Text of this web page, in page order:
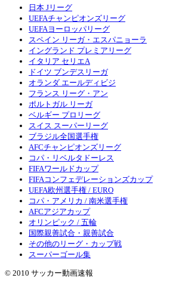
日本 Jリーグ
UEFAチャンピオンズリーグ
UEFAヨーロッパリーグ
スペイン リーガ・エスパニョーラ
イングランド プレミアリーグ
イタリア セリエA
ドイツ ブンデスリーガ
オランダ エールディビジ
フランス リーグ・アン
ポルトガル リーガ
ベルギー プロリーグ
スイス スーパーリーグ
ブラジル全国選手権
AFCチャンピオンズリーグ
コパ・リベルタドーレス
FIFAワールドカップ
FIFAコンフェデレーションズカップ
UEFA欧州選手権 / EURO
コパ・アメリカ / 南米選手権
AFCアジアカップ
オリンピック / 五輪
国際親善試合・親善試合
その他のリーグ・カップ戦
スーパーゴール集
© 2010 サッカー動画速報